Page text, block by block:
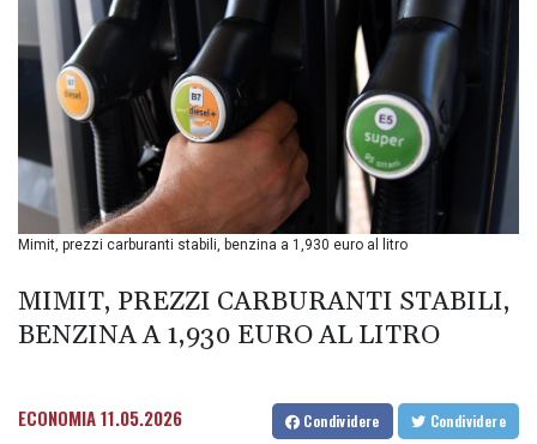
BND 1.477082
BOB 13.69983
BRL 5.876989
BSD 1.152686
BTN 109.688637
BWP 15.558807
BYN 3.432357
BYR
22660.258427
BZD 2.318271
CDF
2615.761404
CLP
1055.916879
Mimit, prezzi carburanti stabili, benzina a 1,930 euro al litro
MIMIT, PREZZI CARBURANTI STABILI,
BENZINA A 1,930 EURO AL LITRO
ECONOMIA11.05.2026 Condividere Condividere